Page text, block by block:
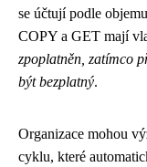
se účtují podle
COPY a GET mají
zpoplatněn, zatímco
být bezplatný.
Organizace mohou
cyklu, které